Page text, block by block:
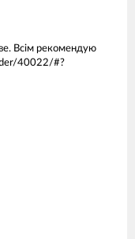
Всім рекомендую
40022/#?